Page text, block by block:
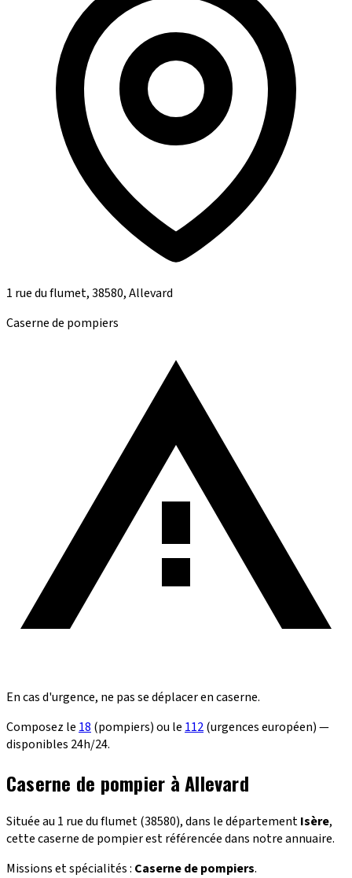
1 rue du flumet, 38580, Allevard
Caserne de pompiers
En cas d'urgence, ne pas se déplacer en caserne.
Composez le 18 (pompiers) ou le 112(urgences européen) —
disponibles 24h/24.
Caserne de pompier à Allevard
Située au 1 rue du flumet (38580), dans le départementIsère,
cette caserne de pompier est référencée dans notre annuaire.
Missions et spécialités : Caserne de pompiers.